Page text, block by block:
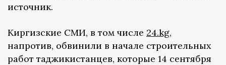
источник.
Киргизские СМИ, в том числе 24.kg,
напротив, обвинили в начале строительных
работ таджикистанцев, которые 14 сентября